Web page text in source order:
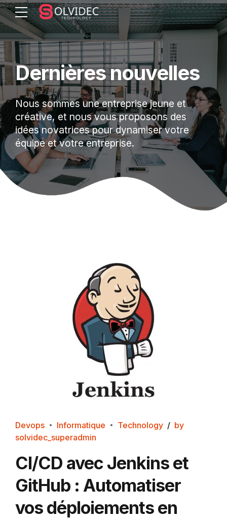
Dernières nouvelles
Nous sommes une entreprise jeune et
créative, et nous vous proposons des
idées novatrices pour dynamiser votre
équipe et votre entreprise.
Devops Informatique Technology
by
solvidec_superadmin
CI/CD avec Jenkins et
GitHub : Automatiser
vos déploiements en